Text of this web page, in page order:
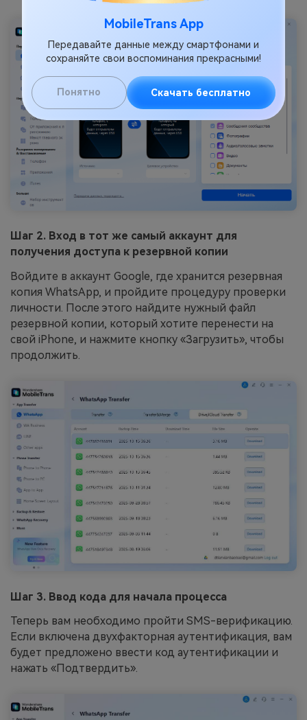
MobileTrans App
Передавайте данные между смартфонами и
сохраняйте свои воспоминания прекрасными!
Понятно Скачать бесплатно
Шаг 2. Вход в тот же самый аккаунт для
получения доступа к резервной копии
Войдите в аккаунт Google, где хранится резервная
копия WhatsApp, и пройдите процедуру проверки
личности. После этого найдите нужный файл
резервной копии, который хотите перенести на
свой iPhone, и нажмите кнопку «Загрузить», чтобы
продолжить.
Шаг 3. Ввод кода для начала процесса
Теперь вам необходимо пройти SMS-верификацию.
Если включена двухфакторная аутентификация, вам
будет предложено ввести код аутентификации и
нажать «Подтвердить».